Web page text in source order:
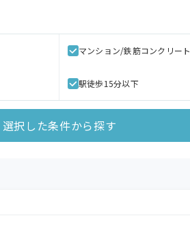
マンション/鉄筋コンクリート
駅徒歩15分以下
選択した条件から探す